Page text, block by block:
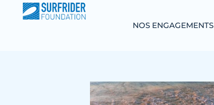
NOS ENGAGEMENTS